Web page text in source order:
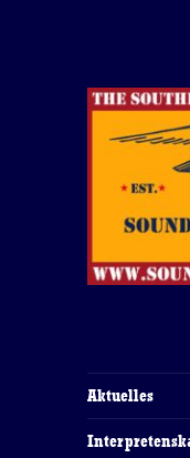
Aktuelles